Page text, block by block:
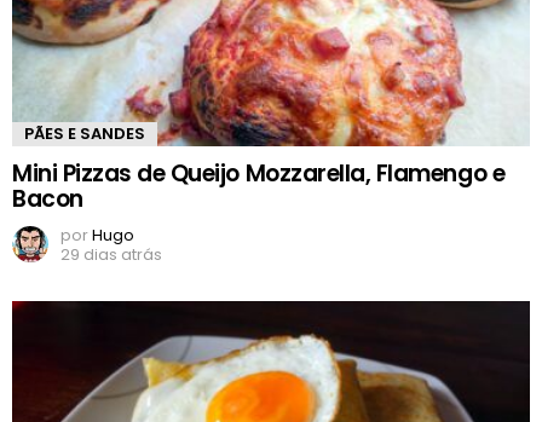
PÃES E SANDES
Mini Pizzas de Queijo Mozzarella, Flamengo e
Bacon
porHugo
29 dias atrás